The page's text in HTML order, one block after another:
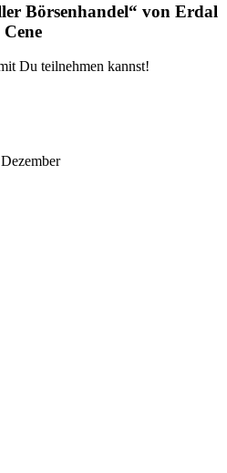
Börsenhandel“ von Erdal
Cene
Du teilnehmen kannst!